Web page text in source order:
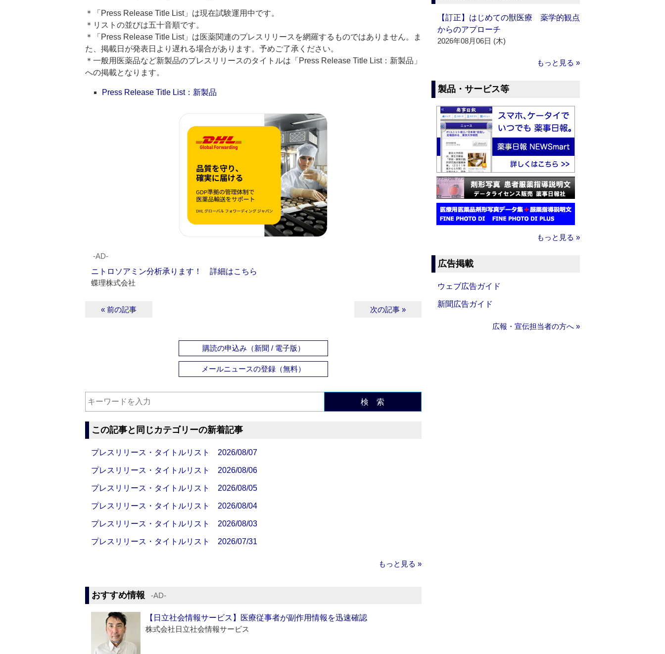
＊「Press Release Title List」は現在試験運用中です。
＊リストの並びは五十音順です。
＊「Press Release Title List」は医薬関連のプレスリリースを網羅するものではありません。ま
た、掲載日が発表日より遅れる場合があります。予めご了承ください。
＊一般用医薬品など新製品のプレスリリースのタイトルは「Press Release Title List：新製品」
への掲載となります。
Press Release Title List：新製品
‐AD‐
ニトロソアミン分析承ります！ 詳細はこちら
蝶理株式会社
« 前の記事 次の記事 »
購読の申込み（新聞 / 電子版）
メールニュースの登録（無料）
検 索
この記事と同じカテゴリーの新着記事
プレスリリース・タイトルリスト 2026/08/07
プレスリリース・タイトルリスト 2026/08/06
プレスリリース・タイトルリスト 2026/08/05
プレスリリース・タイトルリスト 2026/08/04
プレスリリース・タイトルリスト 2026/08/03
プレスリリース・タイトルリスト 2026/07/31
もっと見る »
おすすめ情報 ‐AD‐
【日立社会情報サービス】医療従事者が副作用情報を迅速確認
株式会社日立社会情報サービス
【訂正】はじめての獣医療 薬学的観点
からのアプローチ
2026年08月06日 (木)
もっと見る »
製品・サービス等
もっと見る »
広告掲載
ウェブ広告ガイド
新聞広告ガイド
広報・宣伝担当者の方へ »